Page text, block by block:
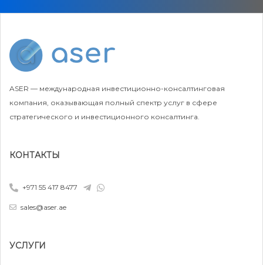
ASER — международная инвестиционно-консалтинговая
компания, оказывающая полный спектр услуг в сфере
стратегического и инвестиционного консалтинга.
КОНТАКТЫ
+971 55 417 8477
sales@aser.ae
УСЛУГИ